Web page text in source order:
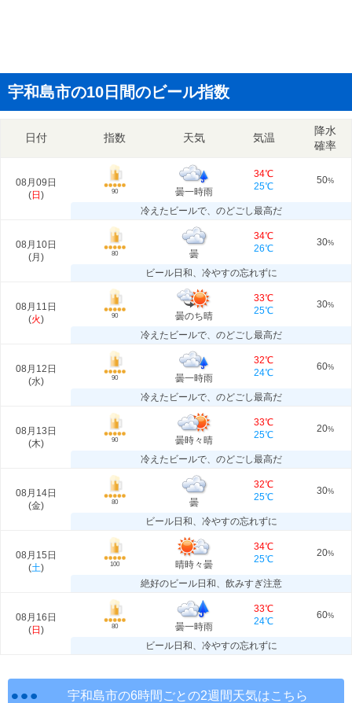
宇和島市の10日間のビール指数
日付 指数 天気 気温
降水
確率
08月09日
(日 ) 90 曇一時雨
34℃
25℃
50%
冷えたビールで、のどごし最高だ
08月10日
(月 ) 80 曇
34℃
26℃
30%
ビール日和、冷やすの忘れずに
08月11日
(火) 90 曇のち晴
33℃
25℃
30%
冷えたビールで、のどごし最高だ
08月12日
(水) 90 曇一時雨
32℃
24℃
60%
冷えたビールで、のどごし最高だ
08月13日
(木) 90 曇時々晴
33℃
25℃
20%
冷えたビールで、のどごし最高だ
08月14日
(金) 80 曇
32℃
25℃
30%
ビール日和、冷やすの忘れずに
08月15日
(土) 100 晴時々曇
34℃
25℃
20%
絶好のビール日和、飲みすぎ注意
08月16日
(日 ) 80 曇一時雨
33℃
24℃
60%
ビール日和、冷やすの忘れずに
宇和島市の6時間ごとの2週間天気はこちら